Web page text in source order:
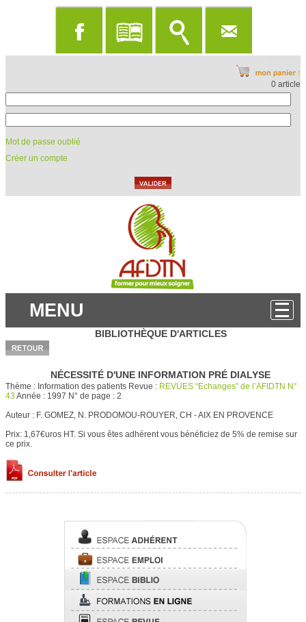
0 article
Mot de passe oublié
Créer un compte
MENU
BIBLIOTHÈQUE D'ARTICLES
NÉCESSITÉ D'UNE INFORMATION PRÉ DIALYSE
Thème : Information des patients Revue : REVUES “Echanges” de l’AFIDTN N°
43 Année : 1997 N° de page : 2
Auteur : F. GOMEZ, N. PRODOMOU-ROUYER, CH - AIX EN PROVENCE
Prix: 1,67€uros HT. Si vous êtes adhérent vous bénéficiez de 5% de remise sur
ce prix.